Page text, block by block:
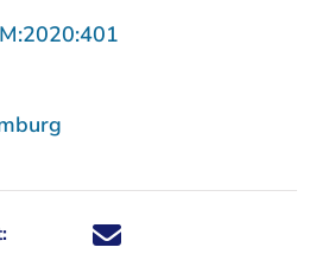
Deel dit nieuwsbericht via X -
Deel dit nieuwsbericht via
Deel dit nieuwsbericht
Deel dit